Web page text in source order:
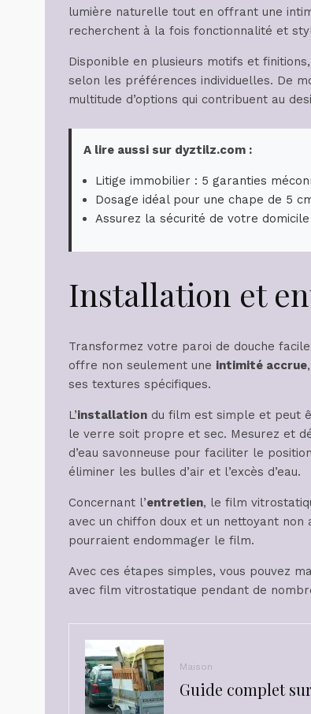
lumière naturelle tout en offrant une
recherchent à la fois fonctionnalité et
Disponible en plusieurs motifs et
selon les préférences individuelles. De
multitude d’options qui contribuent au
A lire aussi sur dyztilz.com :
Litige immobilier : 5 garanties
Dosage idéal pour une chape de 5
Assurez la sécurité de votre domicile
Installation et
Transformez votre paroi de douche
offre non seulement une intimité accrue
ses textures spécifiques.
L’installation du film est simple et peut
le verre soit propre et sec. Mesurez et
d’eau savonneuse pour faciliter le
éliminer les bulles d’air et l’excès d’eau.
Concernant l’entretien, le film
avec un chiffon doux et un nettoyant non
pourraient endommager le film.
Avec ces étapes simples, vous pouvez
avec film vitrostatique pendant de
Maison
Guide complet